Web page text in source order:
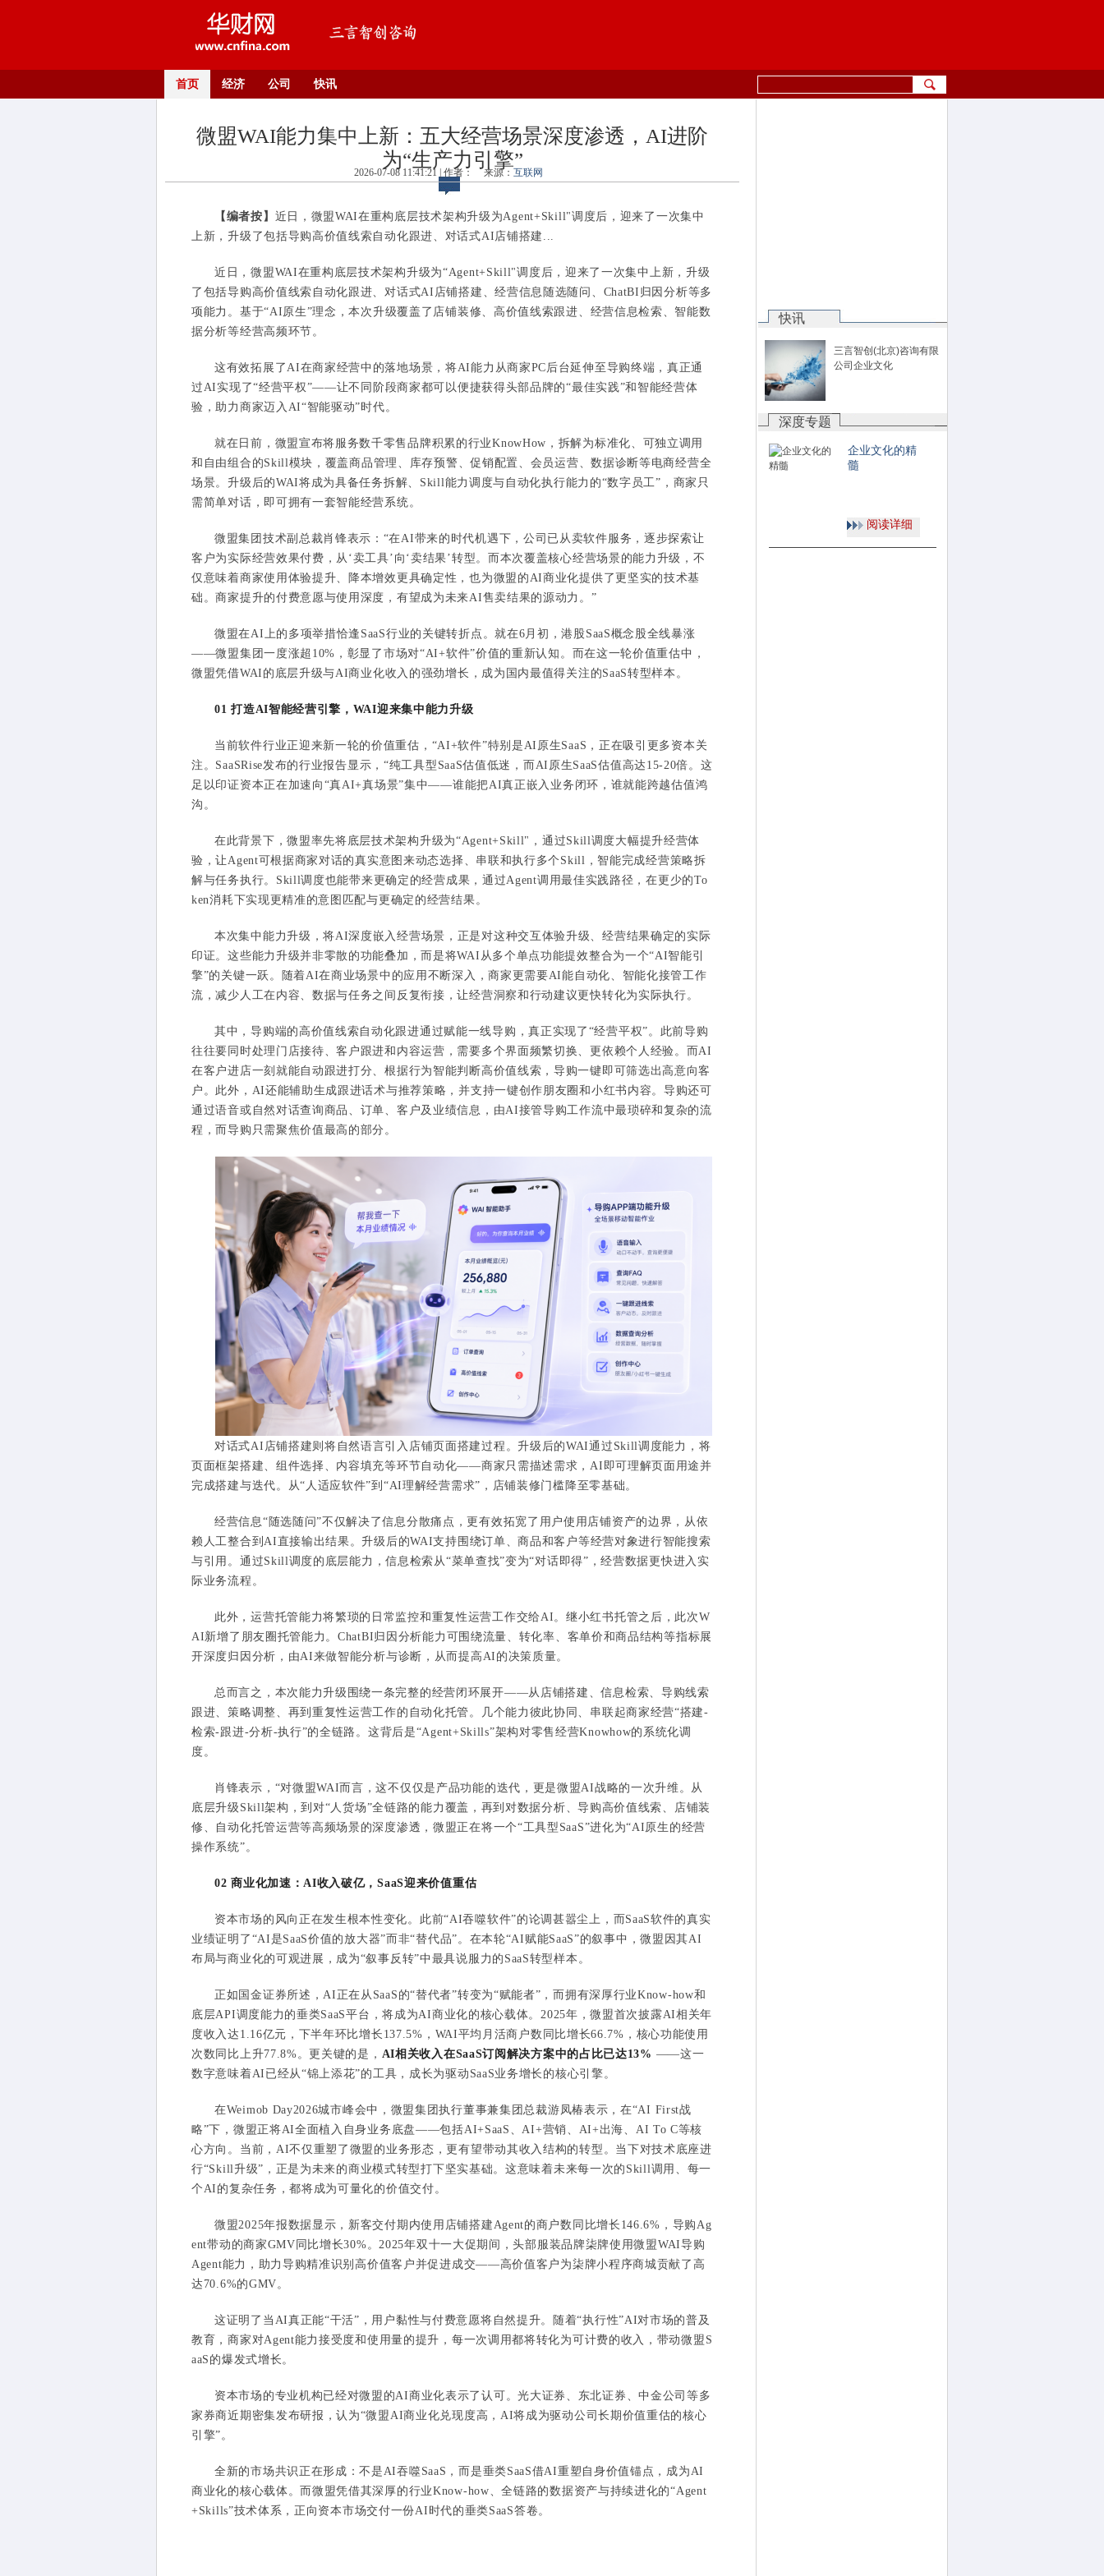
首页 经济 公司 快讯
微盟WAI能力集中上新：五大经营场景深度渗透，AI进阶
为“生产力引擎”
2026-07-08 11:41:21 | 作者： 来源： 互联网
【编者按】 近日，微盟WAI在重构底层技术架构升级为Agent+Skill"调度后，迎来了一次集中
上新，升级了包括导购高价值线索自动化跟进、对话式AI店铺搭建...
近日，微盟WAI在重构底层技术架构升级为“Agent+Skill"调度后，迎来了一次集中上新，升级
了包括导购高价值线索自动化跟进、对话式AI店铺搭建、经营信息随选随问、ChatBI归因分析等多
项能力。基于“AI原生”理念，本次升级覆盖了店铺装修、高价值线索跟进、经营信息检索、智能数
据分析等经营高频环节。
这有效拓展了AI在商家经营中的落地场景，将AI能力从商家PC后台延伸至导购终端，真正通
过AI实现了“经营平权”——让不同阶段商家都可以便捷获得头部品牌的“最佳实践”和智能经营体
验，助力商家迈入AI“智能驱动”时代。
就在日前，微盟宣布将服务数千零售品牌积累的行业KnowHow，拆解为标准化、可独立调用
和自由组合的Skill模块，覆盖商品管理、库存预警、促销配置、会员运营、数据诊断等电商经营全
场景。升级后的WAI将成为具备任务拆解、Skill能力调度与自动化执行能力的“数字员工”，商家只
需简单对话，即可拥有一套智能经营系统。
微盟集团技术副总裁肖锋表示：“在AI带来的时代机遇下，公司已从卖软件服务，逐步探索让
客户为实际经营效果付费，从‘卖工具’向‘卖结果’转型。而本次覆盖核心经营场景的能力升级，不
仅意味着商家使用体验提升、降本增效更具确定性，也为微盟的AI商业化提供了更坚实的技术基
础。商家提升的付费意愿与使用深度，有望成为未来AI售卖结果的源动力。”
微盟在AI上的多项举措恰逢SaaS行业的关键转折点。就在6月初，港股SaaS概念股全线暴涨
——微盟集团一度涨超10%，彰显了市场对“AI+软件”价值的重新认知。而在这一轮价值重估中，
微盟凭借WAI的底层升级与AI商业化收入的强劲增长，成为国内最值得关注的SaaS转型样本。
01 打造AI智能经营引擎，WAI迎来集中能力升级
当前软件行业正迎来新一轮的价值重估，“AI+软件”特别是AI原生SaaS，正在吸引更多资本关
注。SaaSRise发布的行业报告显示，“纯工具型SaaS估值低迷，而AI原生SaaS估值高达15-20倍。这
足以印证资本正在加速向“真AI+真场景”集中——谁能把AI真正嵌入业务闭环，谁就能跨越估值鸿
沟。
在此背景下，微盟率先将底层技术架构升级为“Agent+Skill"，通过Skill调度大幅提升经营体
验，让Agent可根据商家对话的真实意图来动态选择、串联和执行多个Skill，智能完成经营策略拆
解与任务执行。Skill调度也能带来更确定的经营成果，通过Agent调用最佳实践路径，在更少的To
ken消耗下实现更精准的意图匹配与更确定的经营结果。
本次集中能力升级，将AI深度嵌入经营场景，正是对这种交互体验升级、经营结果确定的实际
印证。这些能力升级并非零散的功能叠加，而是将WAI从多个单点功能提效整合为一个“AI智能引
擎”的关键一跃。随着AI在商业场景中的应用不断深入，商家更需要AI能自动化、智能化接管工作
流，减少人工在内容、数据与任务之间反复衔接，让经营洞察和行动建议更快转化为实际执行。
其中，导购端的高价值线索自动化跟进通过赋能一线导购，真正实现了“经营平权”。此前导购
往往要同时处理门店接待、客户跟进和内容运营，需要多个界面频繁切换、更依赖个人经验。而AI
在客户进店一刻就能自动跟进打分、根据行为智能判断高价值线索，导购一键即可筛选出高意向客
户。此外，AI还能辅助生成跟进话术与推荐策略，并支持一键创作朋友圈和小红书内容。导购还可
通过语音或自然对话查询商品、订单、客户及业绩信息，由AI接管导购工作流中最琐碎和复杂的流
程，而导购只需聚焦价值最高的部分。
对话式AI店铺搭建则将自然语言引入店铺页面搭建过程。升级后的WAI通过Skill调度能力，将
页面框架搭建、组件选择、内容填充等环节自动化——商家只需描述需求，AI即可理解页面用途并
完成搭建与迭代。从“人适应软件”到“AI理解经营需求”，店铺装修门槛降至零基础。
经营信息“随选随问”不仅解决了信息分散痛点，更有效拓宽了用户使用店铺资产的边界，从依
赖人工整合到AI直接输出结果。升级后的WAI支持围绕订单、商品和客户等经营对象进行智能搜索
与引用。通过Skill调度的底层能力，信息检索从“菜单查找”变为“对话即得”，经营数据更快进入实
际业务流程。
此外，运营托管能力将繁琐的日常监控和重复性运营工作交给AI。继小红书托管之后，此次W
AI新增了朋友圈托管能力。ChatBI归因分析能力可围绕流量、转化率、客单价和商品结构等指标展
开深度归因分析，由AI来做智能分析与诊断，从而提高AI的决策质量。
总而言之，本次能力升级围绕一条完整的经营闭环展开——从店铺搭建、信息检索、导购线索
跟进、策略调整、再到重复性运营工作的自动化托管。几个能力彼此协同、串联起商家经营“搭建-
检索-跟进-分析-执行”的全链路。这背后是“Agent+Skills”架构对零售经营Knowhow的系统化调
度。
肖锋表示，“对微盟WAI而言，这不仅仅是产品功能的迭代，更是微盟AI战略的一次升维。从
底层升级Skill架构，到对“人货场”全链路的能力覆盖，再到对数据分析、导购高价值线索、店铺装
修、自动化托管运营等高频场景的深度渗透，微盟正在将一个“工具型SaaS”进化为“AI原生的经营
操作系统”。
02 商业化加速：AI收入破亿，SaaS迎来价值重估
资本市场的风向正在发生根本性变化。此前“AI吞噬软件”的论调甚嚣尘上，而SaaS软件的真实
业绩证明了“AI是SaaS价值的放大器”而非“替代品”。在本轮“AI赋能SaaS”的叙事中，微盟因其AI
布局与商业化的可观进展，成为“叙事反转”中最具说服力的SaaS转型样本。
正如国金证券所述，AI正在从SaaS的“替代者”转变为“赋能者”，而拥有深厚行业Know-how和
底层API调度能力的垂类SaaS平台，将成为AI商业化的核心载体。2025年，微盟首次披露AI相关年
度收入达1.16亿元，下半年环比增长137.5%，WAI平均月活商户数同比增长66.7%，核心功能使用
次数同比上升77.8%。更关键的是， AI相关收入在SaaS订阅解决方案中的占比已达13% ——这一
数字意味着AI已经从“锦上添花”的工具，成长为驱动SaaS业务增长的核心引擎。
在Weimob Day2026城市峰会中，微盟集团执行董事兼集团总裁游凤椿表示，在“AI First战
略”下，微盟正将AI全面植入自身业务底盘——包括AI+SaaS、AI+营销、AI+出海、AI To C等核
心方向。当前，AI不仅重塑了微盟的业务形态，更有望带动其收入结构的转型。当下对技术底座进
行“Skill升级”，正是为未来的商业模式转型打下坚实基础。这意味着未来每一次的Skill调用、每一
个AI的复杂任务，都将成为可量化的价值交付。
微盟2025年报数据显示，新客交付期内使用店铺搭建Agent的商户数同比增长146.6%，导购Ag
ent带动的商家GMV同比增长30%。2025年双十一大促期间，头部服装品牌柒牌使用微盟WAI导购
Agent能力，助力导购精准识别高价值客户并促进成交——高价值客户为柒牌小程序商城贡献了高
达70.6%的GMV。
这证明了当AI真正能“干活”，用户黏性与付费意愿将自然提升。随着“执行性”AI对市场的普及
教育，商家对Agent能力接受度和使用量的提升，每一次调用都将转化为可计费的收入，带动微盟S
aaS的爆发式增长。
资本市场的专业机构已经对微盟的AI商业化表示了认可。光大证券、东北证券、中金公司等多
家券商近期密集发布研报，认为“微盟AI商业化兑现度高，AI将成为驱动公司长期价值重估的核心
引擎”。
全新的市场共识正在形成：不是AI吞噬SaaS，而是垂类SaaS借AI重塑自身价值锚点，成为AI
商业化的核心载体。而微盟凭借其深厚的行业Know-how、全链路的数据资产与持续进化的“Agent
+Skills”技术体系，正向资本市场交付一份AI时代的垂类SaaS答卷。
快讯
三言智创(北京)咨询有限
公司企业文化
深度专题
企业文化的精
髓
阅读详细